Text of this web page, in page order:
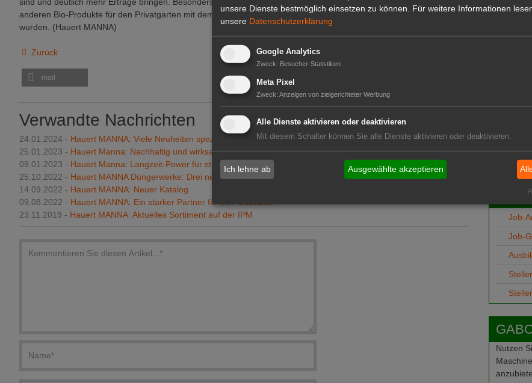
anderen Bio-Produkte für den Privatgarten mit dem österreichischen Siegel‚Natur im Garten' ausgezeichnet
wurden. (Hauert MANNA)
Zurück
mail
Verwandte Nachrichten
24.01.2024 - Hauert MANNA: Viele Neuheiten speziell im Hausgartenbereich
25.01.2023 - Hauert Manna: Nachhaltig und wirksam
09.01.2023 - Hauert Manna: Langzeit-Power für strapazierte Parkanlagen
25.10.2022 - Hauert MANNA Düngerwerke: Drei neue Bio-Produkte
14.09.2022 - Hauert MANNA: Neuer Katalog
09.08.2022 - Hauert MANNA: Ein starker Partner für den GaLaBau
23.11.2019 - Hauert MANNA: Aktuelles Sortiment auf der IPM
Das
Das
Job-
Job-
Nutzen
unsere Dienste bestmöglich einsetzen zu können.
Für weitere Informationen
unsere Datenschutzerklärung
Google Analytics
Zweck: Besucher-Statistiken
Meta Pixel
Zweck: Anzeigen von zielgerichteter Werbung
Alle Dienste aktivieren oder deaktivieren
Mit diesem Schalter können Sie alle Dienste aktivieren oder deaktivieren.
Ich lehne ab Ausgewählte akzeptieren